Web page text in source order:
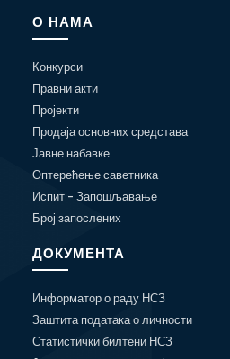
О НАМА
Конкурси
Правни акти
Пројекти
Продаја основних средстава
Јавне набавке
Оптерећење саветника
Испит - Запошљавање
Број запослених
ДОКУМЕНТА
Информатор о раду НСЗ
Заштита података о личности
Статистички билтени НСЗ